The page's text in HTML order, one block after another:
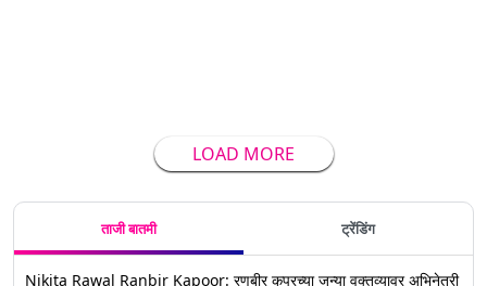
LOAD MORE
ताजी बातमी ट्रेंडिंग
Nikita Rawal Ranbir Kapoor: रणबीर कपूरच्या जुन्या वक्तव्यावर अभिनेत्री